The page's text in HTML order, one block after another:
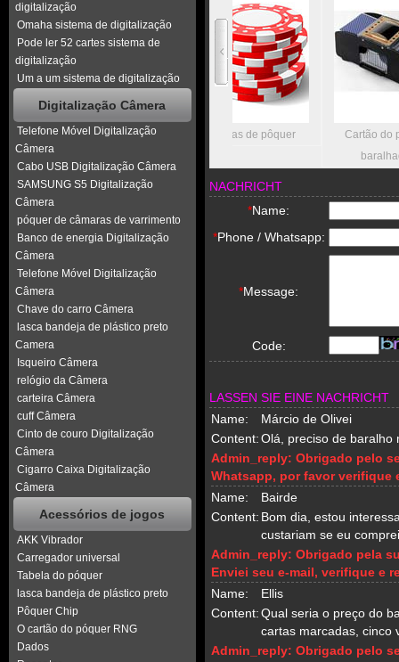
digitalização
Omaha sistema de digitalização
Pode ler 52 cartes sistema de
digitalização
Um a um sistema de digitalização
Digitalização Câmera
Telefone Móvel Digitalização
Câmera
Cabo USB Digitalização Câmera
SAMSUNG S5 Digitalização
Câmera
póquer de câmaras de varrimento
Banco de energia Digitalização
Câmera
Telefone Móvel Digitalização
Câmera
Chave do carro Câmera
lasca bandeja de plástico preto
Camera
Isqueiro Câmera
relógio da Câmera
carteira Câmera
cuff Câmera
Cinto de couro Digitalização
Câmera
Cigarro Caixa Digitalização
Câmera
Acessórios de jogos
AKK Vibrador
Carregador universal
Tabela do póquer
lasca bandeja de plástico preto
Pôquer Chip
O cartão do póquer RNG
Dados
bandeja de plástico
preto
fichas de pôquer
Cartão do póquer
NACHRICHT
*Name:
*Phone / Whatsapp:
*Message:
Code:
LASSEN SIE EINE NACHRICHT
Name:
Márcio de Olivei
Content:Olá, preciso de baralho
Admin_reply: Obrigado pelo
Whatsapp, por favor verifique
Name:
Bairde
Content: Bom dia, estou
custariam se eu
Admin_reply: Obrigado pela
Enviei seu e-mail, verifique e
Name:
Ellis
Content:Qual seria o preço do
cartas marcadas, cinco
Admin_reply: Obrigado pelo